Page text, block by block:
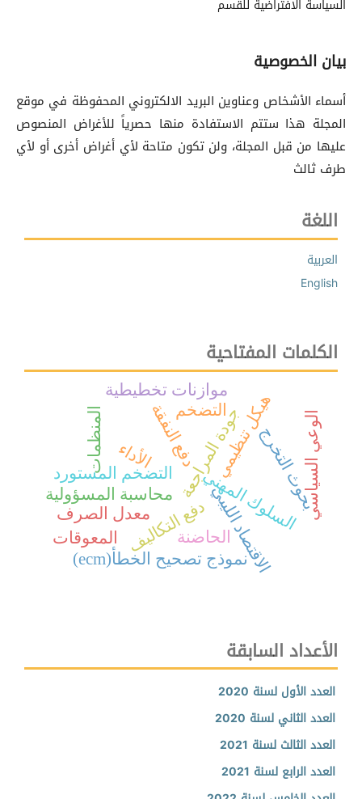
السياسة الافتراضية للقسم
بيان الخصوصية
أسماء الأشخاص وعناوين البريد الالكتروني المحفوظة في موقع
المجلة هذا ستتم الاستفادة منها حصرياً للأغراض المنصوص
عليها من قبل المجلة، ولن تكون متاحة لأي أغراض أخرى أو لأي
طرف ثالث
اللغة
العربية
English
الكلمات المفتاحية
السلوك المهني
جودة المراجعة
التضخم
دفع التكاليف
دفع النفقة
التضخم المستورد
الاقتصاد الليبي محاسبة المسؤولية
هيكل تنظيمي
موازنات تخطيطية
بحوث التخرج المنظمات الوعي السياسي معدل الصرف
نموذج تصحيح الخطأ(
ecm)
الحاضنة
الأداء
المعوقات
الأعداد السابقة
العدد الأول لسنة 2020
العدد الثاني لسنة 2020
العدد الثالث لسنة 2021
العدد الرابع لسنة 2021